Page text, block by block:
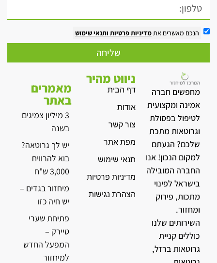
הנכם מאשרים אתמדיניות פרטיות ותנאי שימוש
שליחה
מחפשים חברה
אמינה ומקצועית
לטיפול בפסולת
וגרוטאות מתכת
שלכם? הגעתם
למקום הנכון! אנו
החברה המובילה
בישראל לפינוי
מתכות, פירוק
ומחזור.
השירותים שלנו
כוללים קניית
גרוטאות ברזל,
ניווט מהיר
דף הבית
אודות
צור קשר
מפת אתר
תנאי שימוש
מדיניות פרטיות
הצהרת נגישות
מאמרים
באתר
3 מיליון צמיגים
בשנה
יש לך גרוטאה?
בוא להרוויח
3,000 ש"ח
מיחזור בגדים –
יש חיה כזו
פתיחת שערי
טיירק –
המפעל החדש
למיחזור